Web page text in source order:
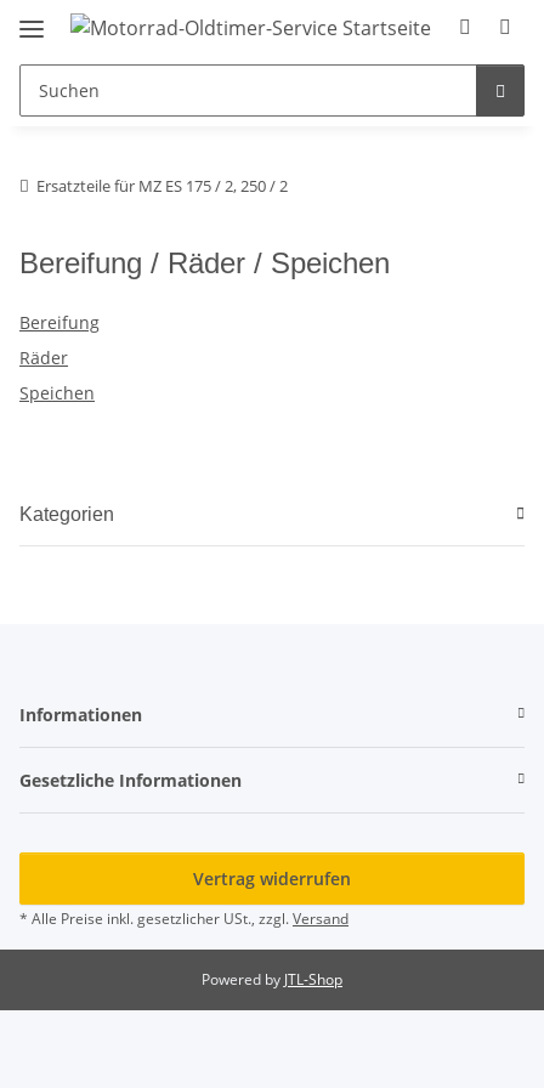
Ersatzteile für MZ ES 175 / 2, 250 / 2
Bereifung / Räder / Speichen
Bereifung
Räder
Speichen
Kategorien
Informationen
Gesetzliche Informationen
Vertrag widerrufen
* Alle Preise inkl. gesetzlicher USt., zzgl.Versand
Powered by JTL-Shop